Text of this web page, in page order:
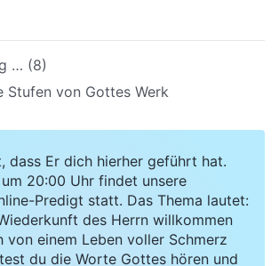
… (8)
Stufen von Gottes Werk
dass Er dich hierher geführt hat.
20:00 Uhr findet unsere
Predigt statt. Das Thema lautet:
des Herrn willkommen
von einem Leben voller Schmerz
du die Worte Gottes hören und